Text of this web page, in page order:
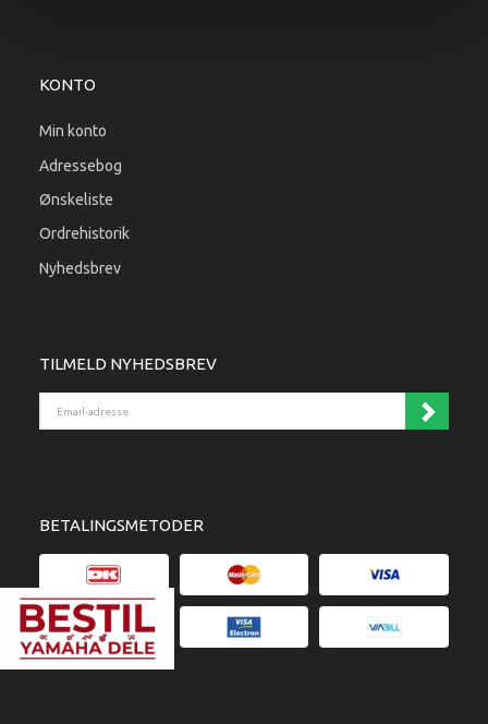
KONTO
Min konto
Adressebog
Ønskeliste
Ordrehistorik
Nyhedsbrev
TILMELD NYHEDSBREV
BETALINGSMETODER